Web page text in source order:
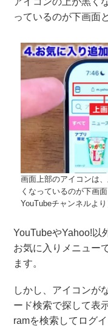
っているのが下画面
画面上部のアイコンは
くなっているのが下画
YouTubeチャンネルより
YouTubeやYahoo!以
お気に入りメニュー
ます。
しかし、アイコンが
ード検索で探して表
ramを検索してログ